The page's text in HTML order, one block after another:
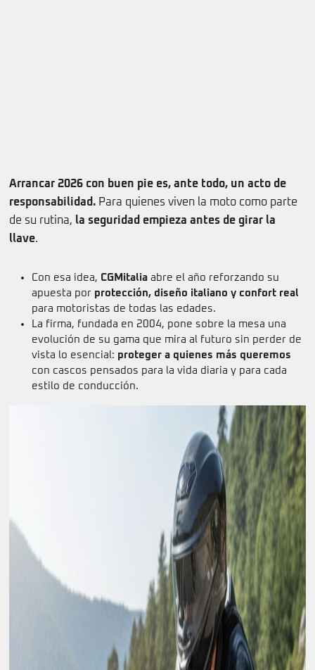
Arrancar 2026 con buen pie es, ante todo, un acto de
responsabilidad. Para quienes viven la moto como parte
de su rutina, la seguridad empieza antes de girar la
llave.
Con esa idea, CGMitalia abre el año reforzando su
apuesta por protección, diseño italiano y confort real
para motoristas de todas las edades.
La firma, fundada en 2004, pone sobre la mesa una
evolución de su gama que mira al futuro sin perder de
vista lo esencial: proteger a quienes más queremos
con cascos pensados para la vida diaria y para cada
estilo de conducción.